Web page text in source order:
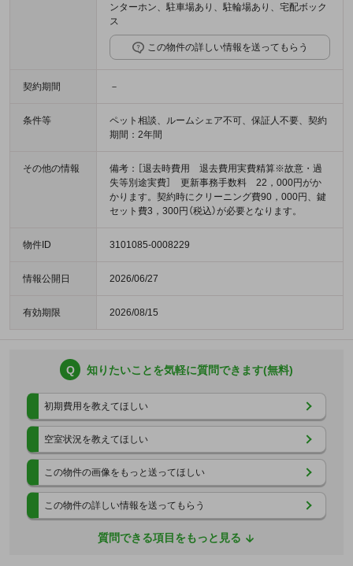
ンターホン、駐車場あり、駐輪場あり、宅配ボック
ス
この物件の詳しい情報を送ってもらう
契約期間 －
条件等
ペット相談、ルームシェア不可、保証人不要、契約
期間：2年間
その他の情報
備考：［退去時費用 退去費用実費精算※故意・過
失等別途実費］ 更新事務手数料 22，000円がか
かります。契約時にクリーニング費90，000円、鍵
セット費3，300円（税込）が必要となります。
物件ID 3101085-0008229
情報公開日 2026/06/27
有効期限 2026/08/15
Q 知りたいことを気軽に質問できます(無料)
初期費用を教えてほしい
空室状況を教えてほしい
この物件の画像をもっと送ってほしい
この物件の詳しい情報を送ってもらう
質問できる項目をもっと見る